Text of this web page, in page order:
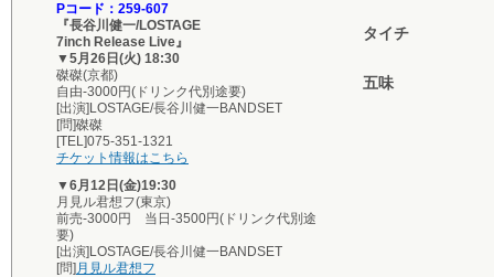
Pコード：259-607
『長谷川健一/LOSTAGE
7inch Release Live』
▼5月26日(火) 18:30
磔磔(京都)
自由-3000円(ドリンク代別途要)
[出演]LOSTAGE/長谷川健一BANDSET
[問]磔磔
[TEL]075-351-1321
チケット情報はこちら
▼6月12日(金)19:30
月見ル君想フ(東京)
前売-3000円 当日-3500円(ドリンク代別途
要)
[出演]LOSTAGE/長谷川健一BANDSET
[問] 月見ル君想フ
タイチ
五味